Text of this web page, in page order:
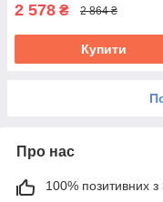
2 578 ₴ 2 864 ₴
Купити
Про нас
100% позитивних з